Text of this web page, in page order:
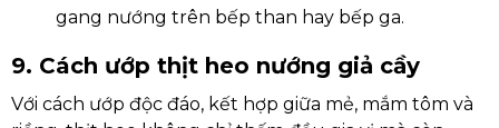
gang nướng trên bếp than hay bếp ga.
9. Cách ướp thịt heo nướng giả cầy
Với cách ướp độc đáo, kết hợp giữa mẻ, mắm tôm và